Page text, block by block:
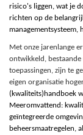
risico's liggen, wat je
richten op de
managementsysteem,
Met onze jarenlange
ontwikkeld,
toepassingen, zijn te
eigen organisatie
(kwaliteits)handboek
Meeromvattend:
geïntegreerde
beheersmaatregelen,